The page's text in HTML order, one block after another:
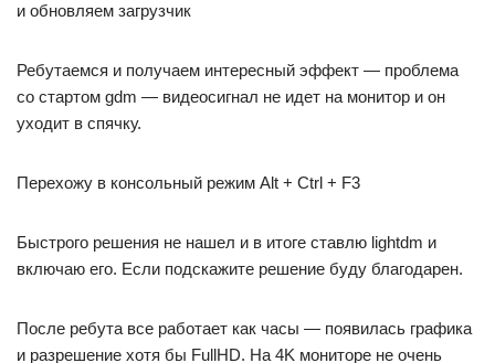
и обновляем загрузчик
Ребутаемся и получаем интересный эффект — проблема
со стартом gdm — видеосигнал не идет на монитор и он
уходит в спячку.
Перехожу в консольный режим Alt + Ctrl + F3
Быстрого решения не нашел и в итоге ставлю lightdm и
включаю его. Если подскажите решение буду благодарен.
После ребута все работает как часы — появилась графика
и разрешение хотя бы FullHD. На 4K мониторе не очень